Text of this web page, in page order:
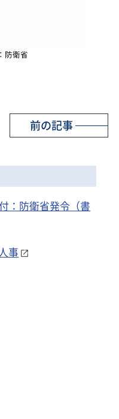
防衛省
前の記事
：防衛省発令（書
事